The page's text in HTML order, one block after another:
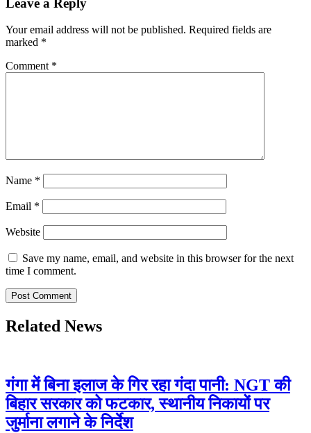
Leave a Reply
Your email address will not be published. Required fields are
marked *
Comment *
Name *
Email *
Website
Save my name, email, and website in this browser for the next
time I comment.
Related News
गंगा में बिना इलाज के गिर रहा गंदा पानी: NGT की
बिहार सरकार को फटकार, स्थानीय निकायों पर
जुर्माना लगाने के निर्देश